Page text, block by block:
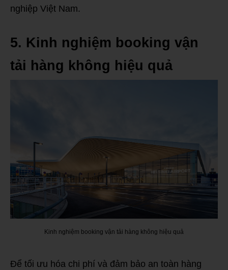
nghiệp Việt Nam.
5. Kinh nghiệm booking vận
tải hàng không hiệu quả
Kinh nghiệm booking vận tải hàng không hiệu quả
Để tối ưu hóa chi phí và đảm bảo an toàn hàng